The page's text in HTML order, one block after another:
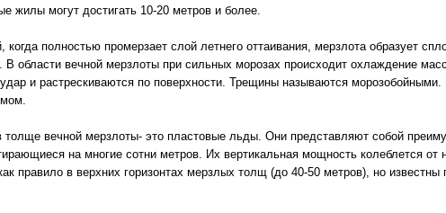
жилы могут достигать 10-20 метров и более.
полностью промерзает слой летнего оттаивания, мерзлота образует
В области вечной мерзлоты при сильных морозах происходит охлаждение
и растрескиваются по поверхности. Трещины называются морозобойными.
вечной мерзлоты- это пластовые льды. Они представляют собой
на многие сотни метров. Их вертикальная мощность колеблется от
правило в верхних горизонтах мерзлых толщ (до 40-50 метров), но